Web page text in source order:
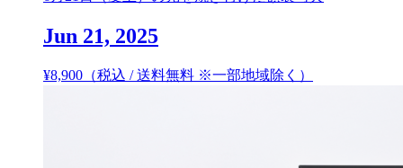
Jun 21, 2025
¥8,900 （税込 / 送料無料 ※一部地域除く）